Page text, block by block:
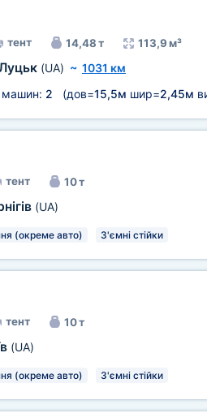
тент 14,48 т 113,9 м³
(UA) ~ 1031 км
машин: 2 (дов=15,5м шир=2,45м
тент 10 т
(UA)
(окреме авто) З'ємні стійки
тент 10 т
(UA)
(окреме авто) З'ємні стійки